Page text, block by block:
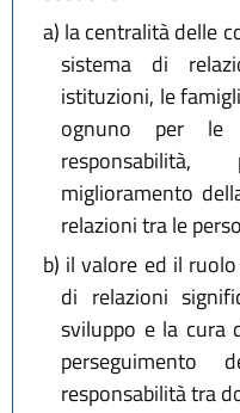
a) la centralità delle
sistema di
istituzioni, le
ognuno per le
miglioramento
relazioni tra le
b) il valore ed il
di relazioni
sviluppo e la cura
perseguimento
responsabilità tra